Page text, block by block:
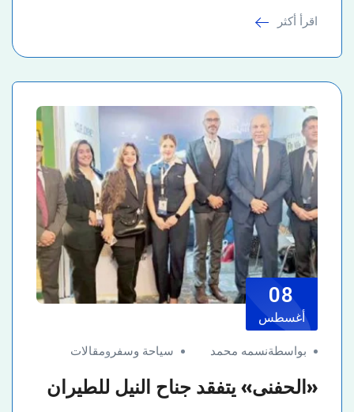
اقرأ أكثر
08
أغسطس
بواسطةنسمه محمد سياحة وسفر ومقالات
«الحفنى» يتفقد جناح النيل للطيران